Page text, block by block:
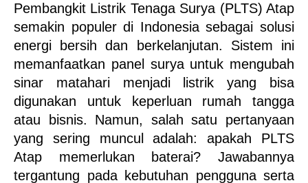
Pembangkit Listrik Tenaga Surya (PLTS) Atap
semakin populer di Indonesia sebagai solusi
energi bersih dan berkelanjutan. Sistem ini
memanfaatkan panel surya untuk mengubah
sinar matahari menjadi listrik yang bisa
digunakan untuk keperluan rumah tangga
atau bisnis. Namun, salah satu pertanyaan
yang sering muncul adalah: apakah PLTS
Atap memerlukan baterai? Jawabannya
tergantung pada kebutuhan pengguna serta